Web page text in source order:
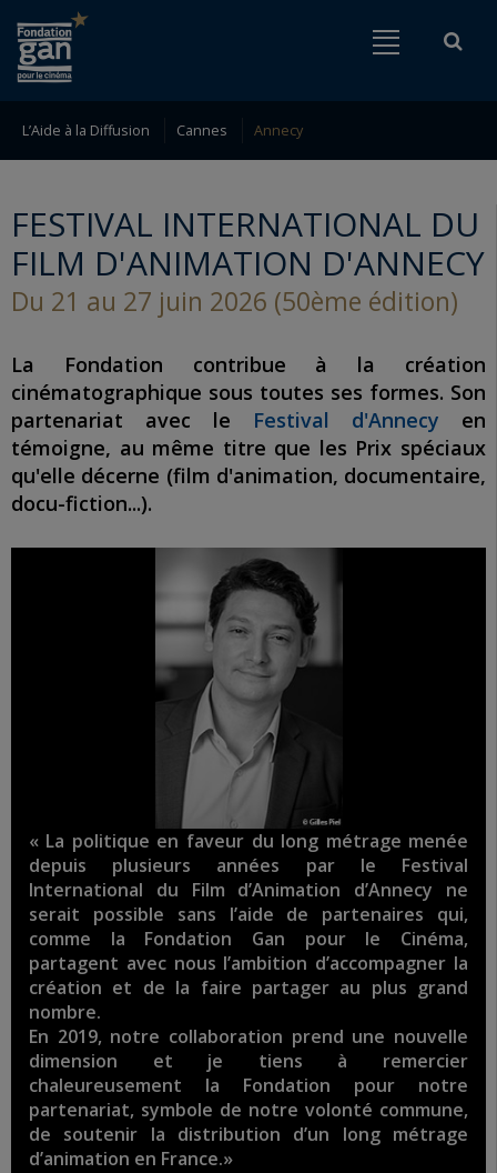
Go to content
Fondation
gan
pour
le
cinéma
L’Aide à la Diffusion Cannes Annecy
FESTIVAL INTERNATIONAL DU
FILM D'ANIMATION D'ANNECY
Du 21 au 27 juin 2026 (50ème édition)
La Fondation contribue à la création
cinématographique sous toutes ses formes. Son
partenariat avec le Festival d'Annecy en
témoigne, au même titre que les Prix spéciaux
qu'elle décerne (film d'animation, documentaire,
docu-fiction...).
« La politique en faveur du long métrage menée
depuis plusieurs années par le Festival
International du Film d’Animation d’Annecy ne
serait possible sans l’aide de partenaires qui,
comme la Fondation Gan pour le Cinéma,
partagent avec nous l’ambition d’accompagner la
création et de la faire partager au plus grand
nombre.
En 2019, notre collaboration prend une nouvelle
dimension et je tiens à remercier
chaleureusement la Fondation pour notre
partenariat, symbole de notre volonté commune,
de soutenir la distribution d’un long métrage
d’animation en France.»